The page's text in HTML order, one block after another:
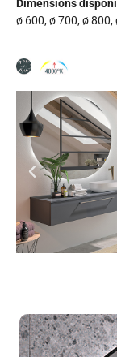
Dimensions
ø 600, ø 700, ø